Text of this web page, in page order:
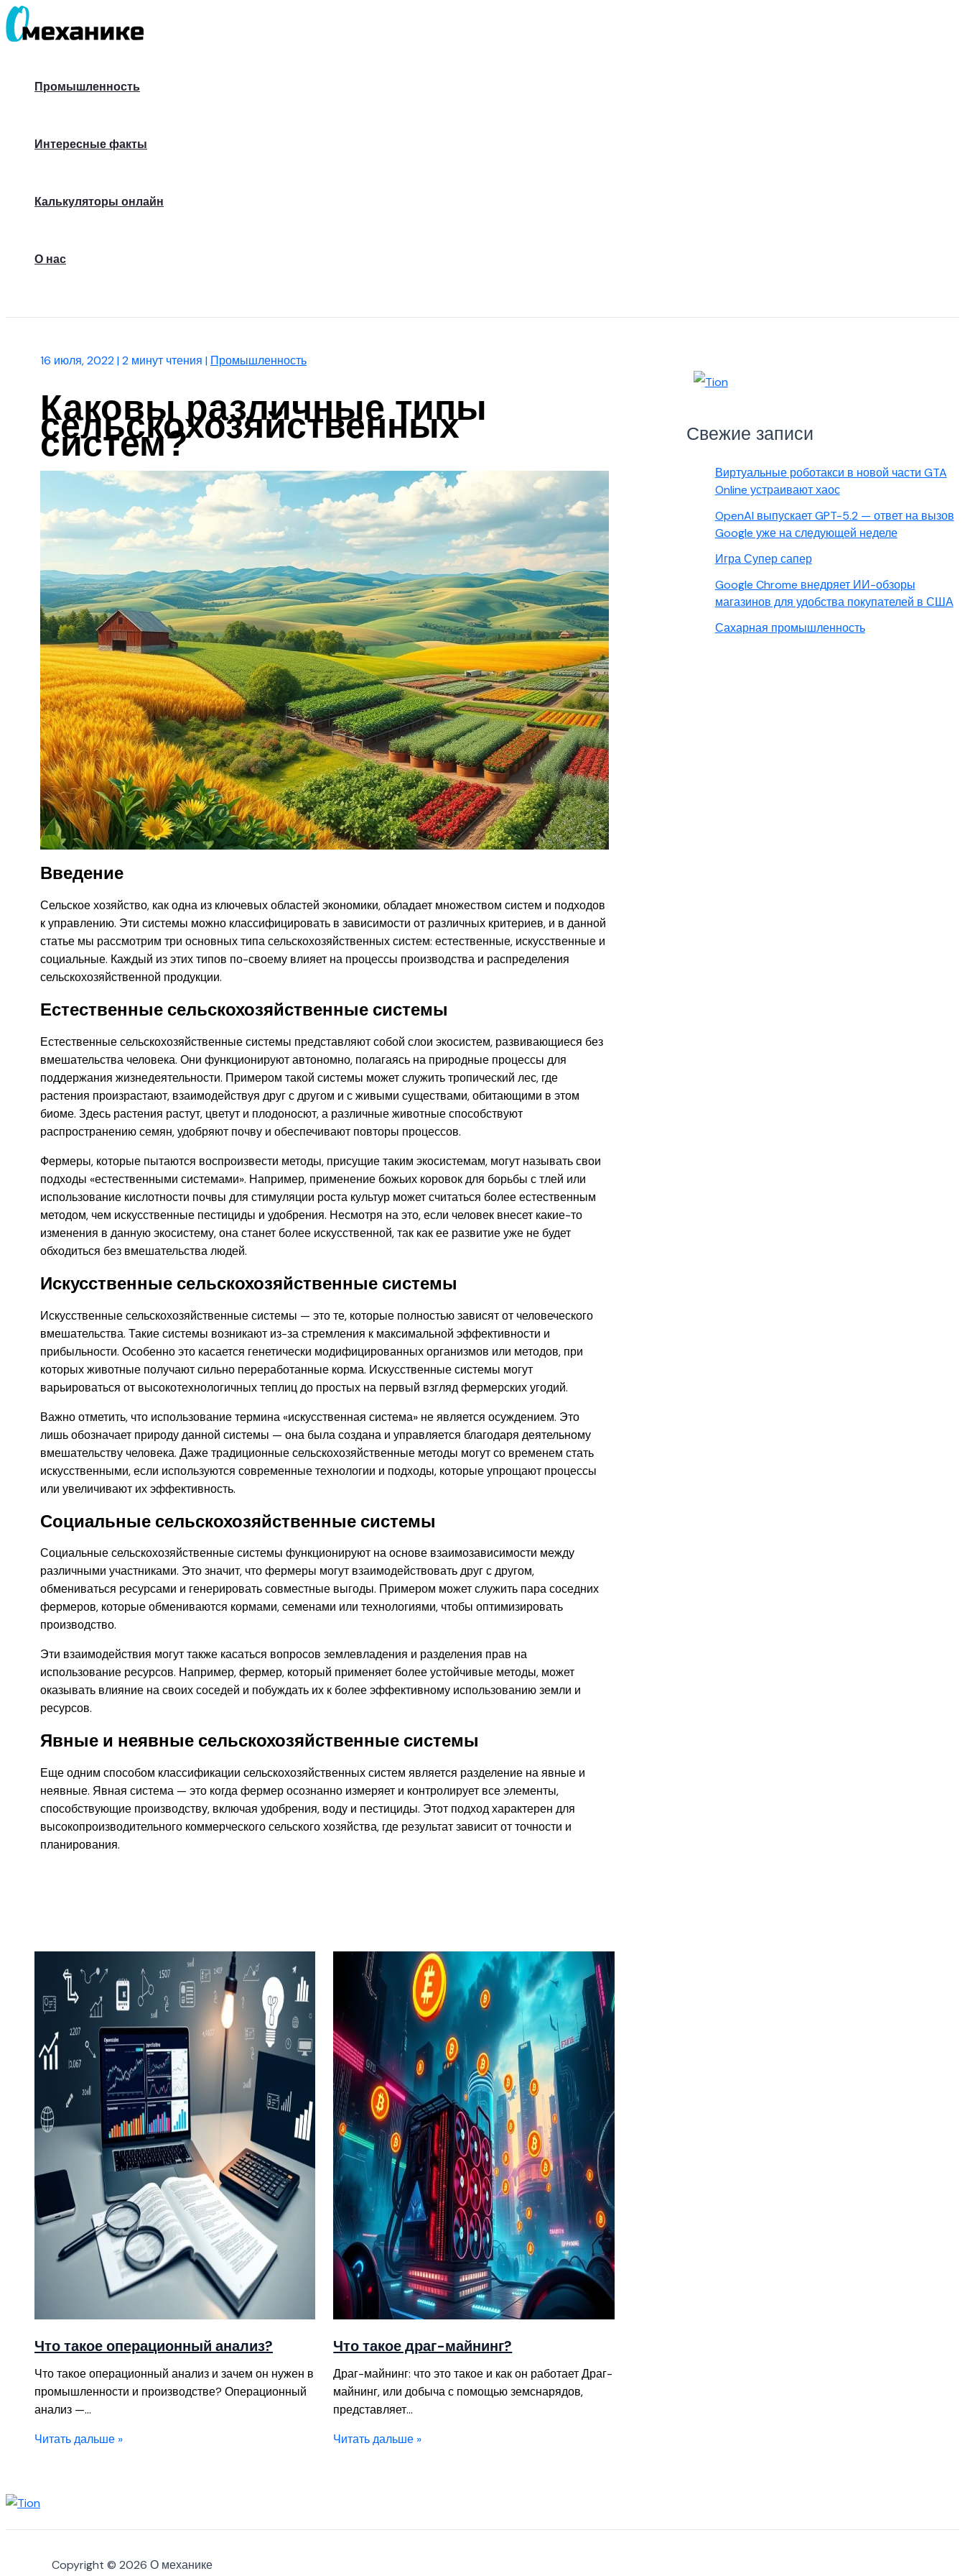
Перейти
к
Промышленность
Интересные факты
Калькуляторы онлайн
О нас
16 июля, 2022|2 минут чтения | Промышленность
Каковы различные типы
сельскохозяйственных
систем?
Введение
Сельское хозяйство, как одна из ключевых областей экономики, обладает множеством систем и подходов
к управлению. Эти системы можно классифицировать в зависимости от различных критериев, и в данной
статье мы рассмотрим три основных типа сельскохозяйственных систем: естественные, искусственные и
социальные. Каждый из этих типов по-своему влияет на процессы производства и распределения
сельскохозяйственной продукции.
Естественные сельскохозяйственные системы
Естественные сельскохозяйственные системы представляют собой слои экосистем, развивающиеся без
вмешательства человека. Они функционируют автономно, полагаясь на природные процессы для
поддержания жизнедеятельности. Примером такой системы может служить тропический лес, где
растения произрастают, взаимодействуя друг с другом и с живыми существами, обитающими в этом
биоме. Здесь растения растут, цветут и плодоносют, а различные животные способствуют
распространению семян, удобряют почву и обеспечивают повторы процессов.
Фермеры, которые пытаются воспроизвести методы, присущие таким экосистемам, могут называть свои
подходы «естественными системами». Например, применение божьих коровок для борьбы с тлей или
использование кислотности почвы для стимуляции роста культур может считаться более естественным
методом, чем искусственные пестициды и удобрения. Несмотря на это, если человек внесет какие-то
изменения в данную экосистему, она станет более искусственной, так как ее развитие уже не будет
обходиться без вмешательства людей.
Искусственные сельскохозяйственные системы
Искусственные сельскохозяйственные системы — это те, которые полностью зависят от человеческого
вмешательства. Такие системы возникают из-за стремления к максимальной эффективности и
прибыльности. Особенно это касается генетически модифицированных организмов или методов, при
которых животные получают сильно переработанные корма. Искусственные системы могут
варьироваться от высокотехнологичных теплиц до простых на первый взгляд фермерских угодий.
Важно отметить, что использование термина «искусственная система» не является осуждением. Это
лишь обозначает природу данной системы — она была создана и управляется благодаря деятельному
вмешательству человека. Даже традиционные сельскохозяйственные методы могут со временем стать
искусственными, если используются современные технологии и подходы, которые упрощают процессы
или увеличивают их эффективность.
Социальные сельскохозяйственные системы
Социальные сельскохозяйственные системы функционируют на основе взаимозависимости между
различными участниками. Это значит, что фермеры могут взаимодействовать друг с другом,
обмениваться ресурсами и генерировать совместные выгоды. Примером может служить пара соседних
фермеров, которые обмениваются кормами, семенами или технологиями, чтобы оптимизировать
производство.
Эти взаимодействия могут также касаться вопросов землевладения и разделения прав на
использование ресурсов. Например, фермер, который применяет более устойчивые методы, может
оказывать влияние на своих соседей и побуждать их к более эффективному использованию земли и
ресурсов.
Явные и неявные сельскохозяйственные системы
Еще одним способом классификации сельскохозяйственных систем является разделение на явные и
неявные. Явная система — это когда фермер осознанно измеряет и контролирует все элементы,
способствующие производству, включая удобрения, воду и пестициды. Этот подход характерен для
высокопроизводительного коммерческого сельского хозяйства, где результат зависит от точности и
планирования.
Что такое операционный анализ?
Что такое операционный анализ и зачем он нужен в
промышленности и производстве? Операционный
анализ —…
Читать дальше »
Что такое драг-майнинг?
Драг-майнинг: что это такое и как он работает Драг-
майнинг, или добыча с помощью земснарядов,
представляет…
Читать дальше »
Свежие записи
Виртуальные роботакси в новой части GTA
Online устраивают хаос
OpenAI выпускает GPT-5.2 — ответ на вызов
Google уже на следующей неделе
Игра Супер сапер
Google Chrome внедряет ИИ-обзоры
магазинов для удобства покупателей в США
Сахарная промышленность
Copyright © 2026 О механике